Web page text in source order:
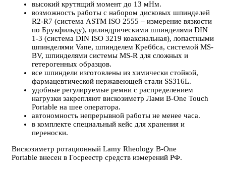
высокий крутящий момент до 13 мНм.
возможность работы с набором дисковых шпинделей
R2-R7 (система ASTM ISO 2555 – измерение вязкости
по Брукфильду), цилиндрическими шпинделями DIN
1-3 (система DIN ISO 3219 коаксиальная), лопастными
шпинделями Vane, шпинделем Креббса, системой MS-
BV, шпинделями системы MS-R для сложных и
гетерогенных образцов.
все шпиндели изготовлены из химически стойкой,
фармацевтической нержавеющей стали SS316L.
удобные регулируемые ремни с распределением
нагрузки закрепляют вискозиметр Лами B-One Touch
Portable на шее оператора.
автономность непрерывной работы не менее часа.
в комплекте специальный кейс для хранения и
переноски.
Вискозиметр ротационный Lamy Rheology B-One
Portable внесен в Госреестр средств измерений РФ.